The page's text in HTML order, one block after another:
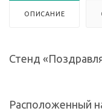
ОПИСАНИЕ
Стенд
Расположенный